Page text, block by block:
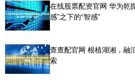
在线股票配资官网 华为乾
感”之下的“智感”
查查配官网 根植湖湘，
索